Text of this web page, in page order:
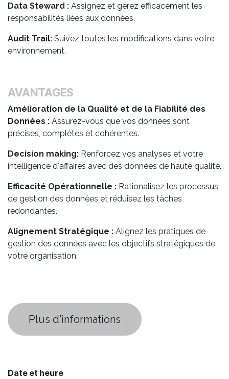
Data Steward : Assignez et gérez efficacement les
responsabilités liées aux données.
Audit Trail: Suivez toutes les modifications dans votre
environnement.
AVANTAGES
Amélioration de la Qualité et de la Fiabilité des
Données : Assurez-vous que vos données sont
précises, complètes et cohérentes.
Decision making: Renforcez vos analyses et votre
intelligence d'affaires avec des données de haute qualité.
Efficacité Opérationnelle : Rationalisez les processus
de gestion des données et réduisez les tâches
redondantes.
Alignement Stratégique : Alignez les pratiques de
gestion des données avec les objectifs stratégiques de
votre organisation. ​
​Plus d'informations
Date et heure